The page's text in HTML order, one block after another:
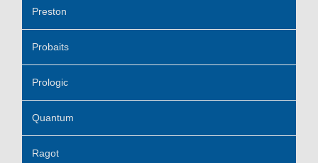
Preston
Probaits
Prologic
Quantum
Ragot